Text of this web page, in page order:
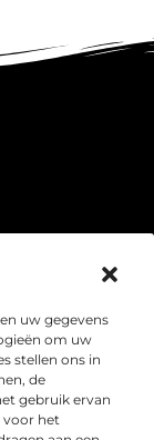
uw gegevens
om uw
stellen ons in
de
gebruik ervan
voor het
en
een hoger
– jouw